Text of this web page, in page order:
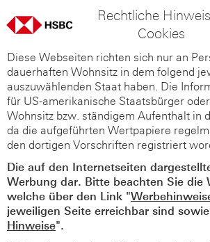
Rechtliche
Cookies
Diese Webseiten richten sich nur an
dauerhaften Wohnsitz in dem folgend
auszuwählenden Staat haben. Die
für US-amerikanische Staatsbürger
Wohnsitz bzw. ständigem Aufenthalt in
da die aufgeführten Wertpapiere
den dortigen Vorschriften registriert
Die auf den Internetseiten
Werbung dar. Bitte beachten Sie die
welche über den Link "
jeweiligen Seite erreichbar sind
Hinweise".